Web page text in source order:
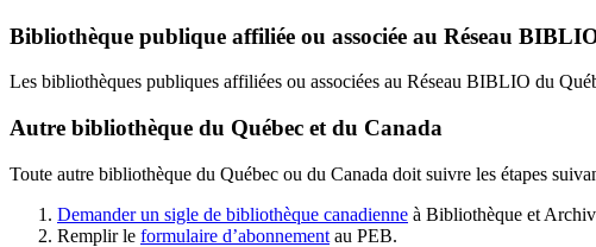
Bibliothèque publique affiliée ou associée au Réseau
Les bibliothèques publiques affiliées ou associées au Réseau BIBLIO du
Autre bibliothèque du Québec et du Canada
Toute autre bibliothèque du Québec ou du Canada doit suivre les étapes
Demander un sigle de bibliothèque canadienne à Bibliothèque et
Remplir le formulaire d’abonnement au PEB.